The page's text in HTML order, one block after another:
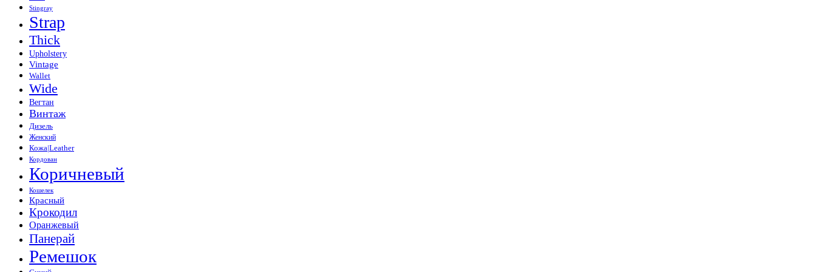
Stingray
Strap
Thick
Upholstery
Vintage
Wallet
Wide
Вегтан
Винтаж
Дизель
Женский
Кожа|Leather
Кордован
Коричневый
Кошелек
Красный
Крокодил
Оранжевый
Панерай
Ремешок